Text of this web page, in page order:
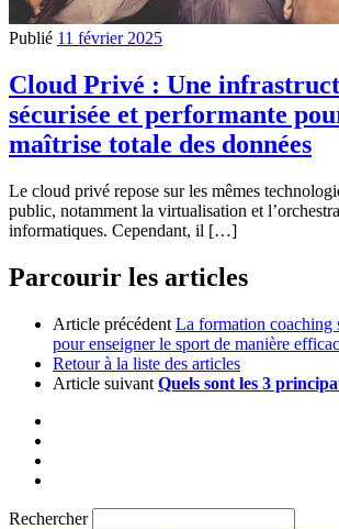
Publié 11 février 2025
Cloud Privé : Une
sécurisée et performante
maîtrise totale des données
Le cloud privé repose sur les mêmes
public, notamment la virtualisation et
informatiques. Cependant, il […]
Parcourir les articles
Article précédent La formation coaching
pour enseigner le sport de manière
Retour à la liste des articles
Article suivant Quels sont les 3
Rechercher